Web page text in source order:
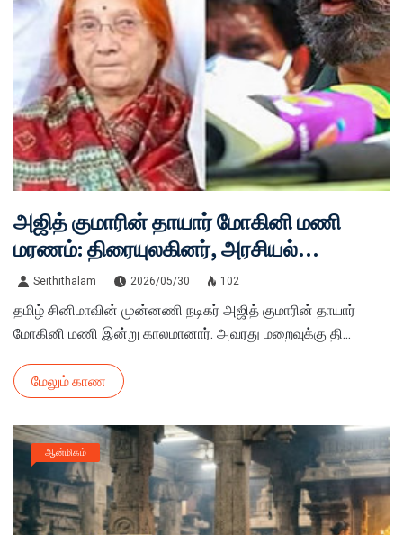
அஜித் குமாரின் தாயார் மோகினி மணி
மரணம்: திரையுலகினர், அரசியல்
தலைவர்கள் அஞ்சலி!
Seithithalam 2026/05/30 102
தமிழ் சினிமாவின் முன்னணி நடிகர் அஜித் குமாரின் தாயார்
மோகினி மணி இன்று காலமானார். அவரது மறைவுக்கு தி...
மேலும் காண
ஆன்மிகம்